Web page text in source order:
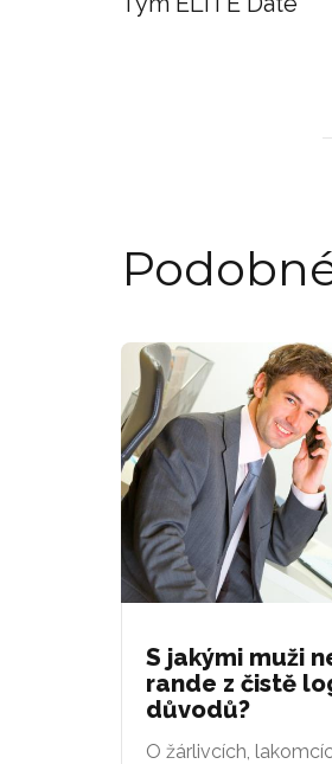
S jakými muži
rande z čistě
důvodů?
O žárlivcích,